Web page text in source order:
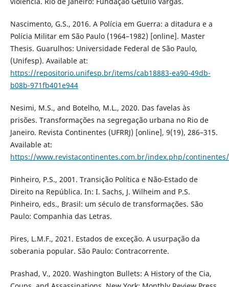
Nascimento, G.S., 2016. A Polícia em Guerra: a ditadura e a
Polícia Militar em São Paulo (1964–1982) [online]. Master
Thesis. Guarulhos: Universidade Federal de São Paulo,
(Unifesp). Available at:
https://repositorio.unifesp.br/items/cab18883-ea90-49db-
b08b-971fb401e944
Nesimi, M.S., and Botelho, M.L., 2020. Das favelas às
prisões. Transformações na segregação urbana no Rio de
Janeiro. Revista Continentes (UFRRJ) [online], 9(19), 286–315.
Available at:
https://www.revistacontinentes.com.br/index.php/
Pinheiro, P.S., 2001. Transição Política e Não-Estado de
Direito na República. In: I. Sachs, J. Wilheim and P.S.
Pinheiro, eds., Brasil: um século de transformações. São
Paulo: Companhia das Letras.
Pires, L.M.F., 2021. Estados de exceção. A usurpação da
soberania popular. São Paulo: Contracorrente.
Prashad, V., 2020. Washington Bullets: A History of the Cia,